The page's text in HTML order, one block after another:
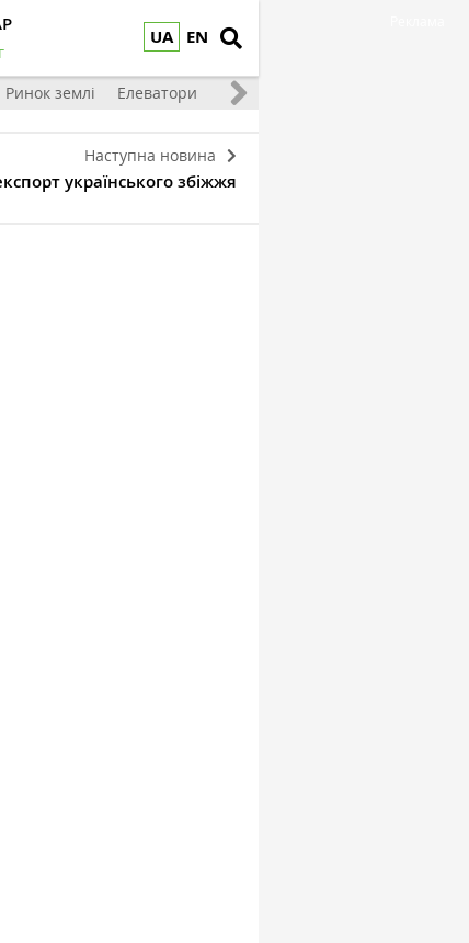
UA EN
Ринок землі Елеватори Тваринництво
Наступна новина
українського збіжжя